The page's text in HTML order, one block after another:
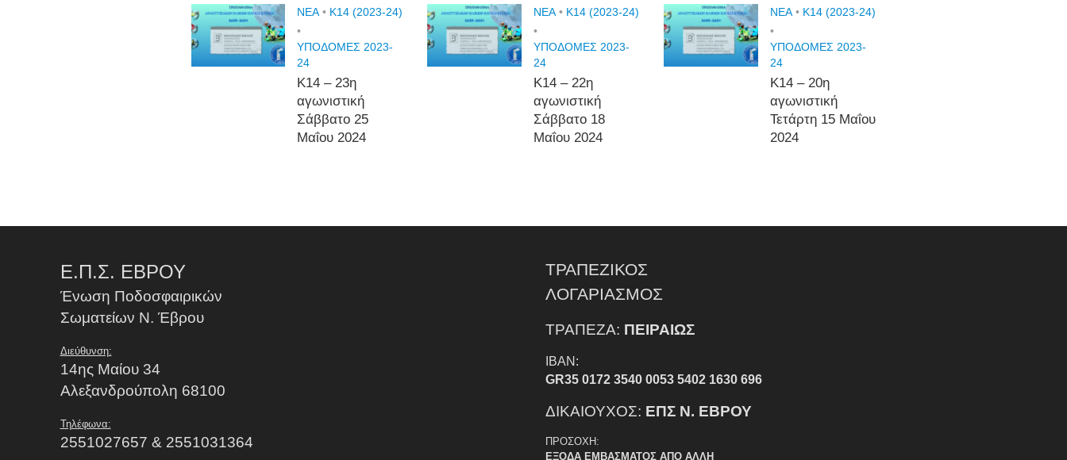
NEA • Κ14 (2023-24)
•
ΥΠΟΔΟΜΕΣ 2023-
24
Κ14 – 23η
αγωνιστική
Σάββατο 25
Μαΐου 2024
NEA • Κ14 (2023-24)
•
ΥΠΟΔΟΜΕΣ 2023-
24
Κ14 – 22η
αγωνιστική
Σάββατο 18
Μαΐου 2024
NEA • Κ14 (2023-24)
•
ΥΠΟΔΟΜΕΣ 2023-
24
Κ14 – 20η
αγωνιστική
Τετάρτη 15 Μαΐου
2024
Ε.Π.Σ. ΕΒΡΟΥ
Ένωση Ποδοσφαιρικών
Σωματείων Ν. Έβρου
Διεύθυνση:
14ης Μαίου 34
Αλεξανδρούπολη 68100
Τηλέφωνα:
2551027657 & 2551031364
ΤΡΑΠΕΖΙΚΟΣ
ΛΟΓΑΡΙΑΣΜΟΣ
ΤΡΑΠΕΖΑ: ΠΕΙΡΑΙΩΣ
IBAN:
GR35 0172 3540 0053 5402 1630 696
ΔΙΚΑΙΟΥΧΟΣ: ΕΠΣ Ν. ΕΒΡΟΥ
ΠΡΟΣΟΧΗ:
ΕΞΟΔΑ ΕΜΒΑΣΜΑΤΟΣ ΑΠΟ ΑΛΛΗ